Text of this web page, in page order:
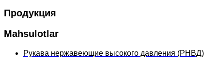
Продукция
Mahsulotlar
Рукава нержавеющие высокого давления (РНВД)